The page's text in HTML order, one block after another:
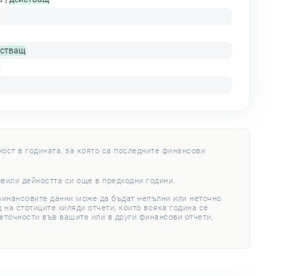
в годината, за която са последните финансови
дейността си още в предходни години.
данни може да бъдат непълни или неточно
стотиците хиляди отчети, които всяка година се
във вашите или в други финансови отчети,